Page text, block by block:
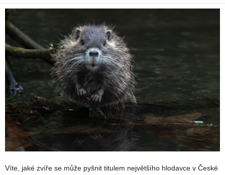
Víte, jaké zvíře se může pyšnit titulem největšího hlodavce v České